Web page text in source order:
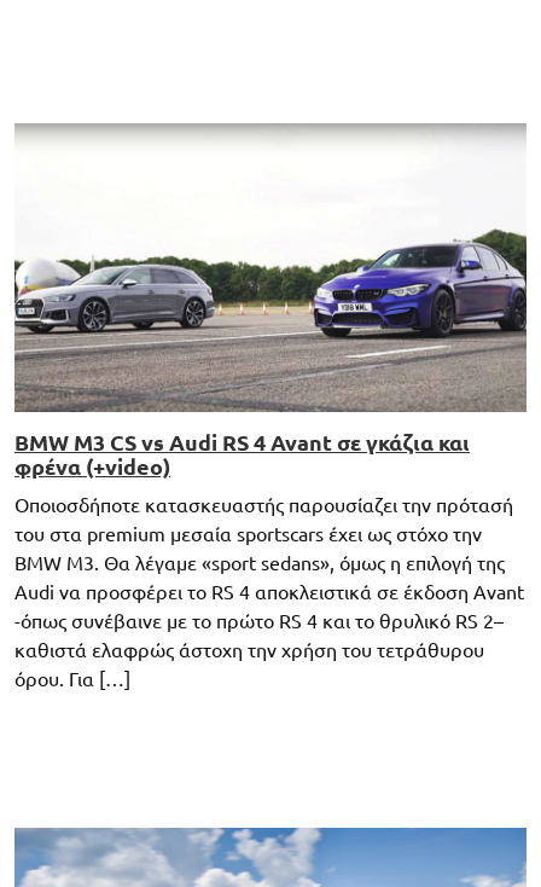
BMW M3 CS vs Audi RS 4 Avant σε γκάζια και
φρένα (+video)
Οποιοσδήποτε κατασκευαστής παρουσίαζει την πρότασή
του στα premium μεσαία sportscars έχει ως στόχο την
BMW M3. Θα λέγαμε «sport sedans», όμως η επιλογή της
Audi να προσφέρει το RS 4 αποκλειστικά σε έκδοση Avant
-όπως συνέβαινε με το πρώτο RS 4 και το θρυλικό RS 2–
καθιστά ελαφρώς άστοχη την χρήση του τετράθυρου
όρου. Για […]